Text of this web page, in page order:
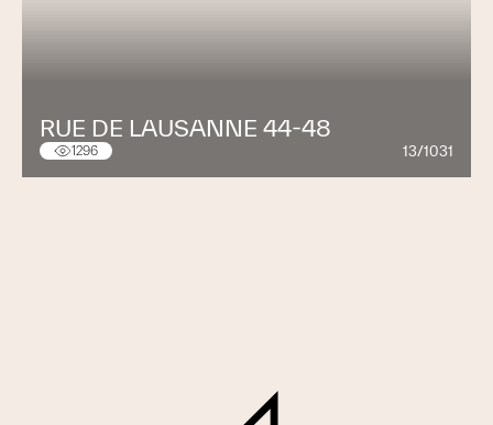
RUE DE LAUSANNE 44-48
1296 13/1031